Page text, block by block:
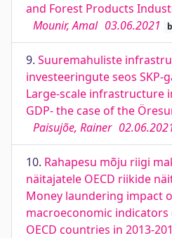
and Forest Products
Mounir, Amal 03.06.2021
9. Suuremahuliste
investeeringute seos SKP-
Large-scale infrastructure
GDP- the case of the
Paisujõe, Rainer
10. Rahapesu mõju riigi
näitajatele OECD riikide
Money laundering impact
macroeconomic
OECD countries in 2013-